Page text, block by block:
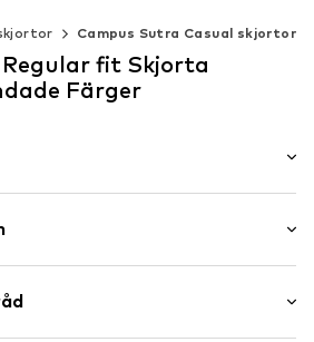
Campus Sutra Casual skjortor
fit Skjorta
Färger
fit